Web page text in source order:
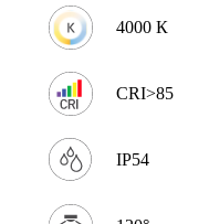
4000 К
CRI>85
IP54